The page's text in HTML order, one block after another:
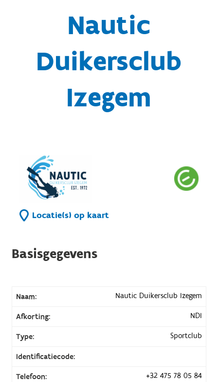
Nautic
Duikersclub
Izegem
Locatie(s) op kaart
Basisgegevens
Naam: Nautic Duikersclub Izegem
Afkorting: NDI
Type: Sportclub
Identificatiecode:
Telefoon: +32 475 78 05 84